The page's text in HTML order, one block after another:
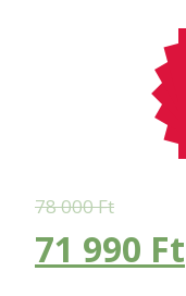
78 000Ft
71 990 Ft